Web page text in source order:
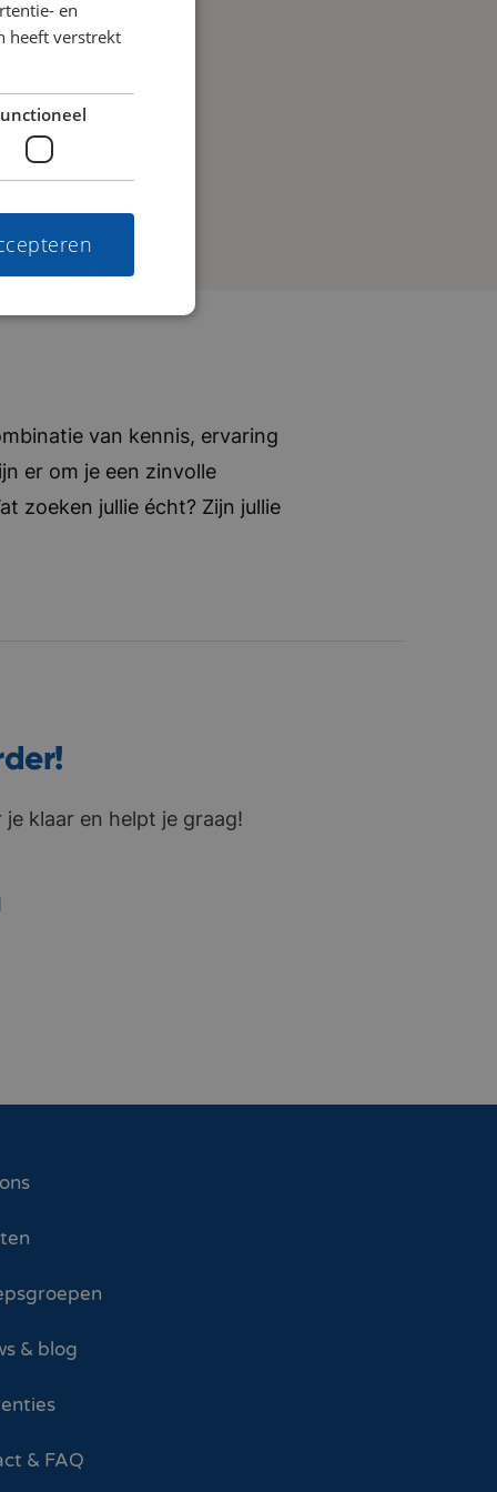
van kennis, ervaring
er om je een zinvolle
zoeken jullie écht? Zijn jullie
klaar en helpt je graag!
& blog
& FAQ
en
heeft verstrekt